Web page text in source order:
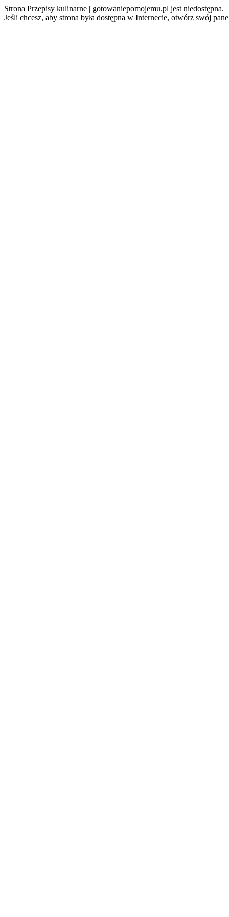
Strona Przepisy kulinarne | gotowaniepomojemu.pl jest niedostępna.
Jeśli chcesz, aby strona była dostępna w Internecie, otwórz swój